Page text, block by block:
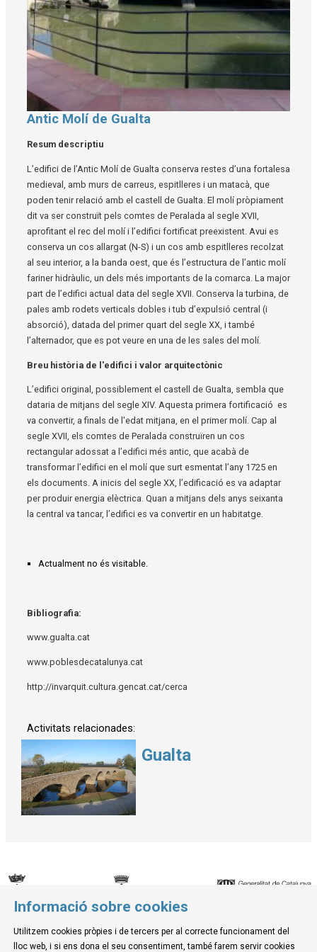
Diapositiva 1 de 1
Antic Molí de Gualta
Resum descriptiu
L’edifici de l’Antic Molí de Gualta conserva restes d’una fortalesa
medieval, amb murs de carreus, espitlleres i un matacà, que
poden tenir relació amb el castell de Gualta. El molí pròpiament
dit va ser construït pels comtes de Peralada al segle XVII,
aprofitant el rec del molí i l’edifici fortificat preexistent. Avui es
conserva un cos allargat (N-S) i un cos amb espitlleres recolzat
al seu interior, a la banda oest, que és l’estructura de l’antic molí
fariner hidràulic, un dels més importants de la comarca. La major
part de l’edifici actual data del segle XVII. Conserva la turbina, de
pales amb rodets verticals dobles i tub d’expulsió central (i
absorció), datada del primer quart del segle XX, i també
l’alternador, que es pot veure en una de les sales del molí.
Breu història de l'edifici i valor arquitectònic
L’edifici original, possiblement el castell de Gualta, sembla que
dataria de mitjans del segle XIV. Aquesta primera fortificació es
va convertir, a finals de l'edat mitjana, en el primer molí. Cap al
segle XVII, els comtes de Peralada construïren un cos
rectangular adossat a l’edifici més antic, que acabà de
transformar l’edifici en el molí que surt esmentat l’any 1725 en
els documents. A inicis del segle XX, l’edificació es va adaptar
per produir energia elèctrica. Quan a mitjans dels anys seixanta
la central va tancar, l’edifici es va convertir en un habitatge.
Actualment no és visitable.
Bibliografia:
www.gualta.cat
www.poblesdecatalunya.cat
http://invarquit.cultura.gencat.cat/cerca
Activitats relacionades:
Gualta
© Museu de la Mediterrània
C. d'Ullà, 27-31 | 17257 Torroella de Montgrí
Informació sobre cookies
Utilitzem cookies pròpies i de tercers per al correcte funcionament del
lloc web, i si ens dona el seu consentiment, també farem servir cookies